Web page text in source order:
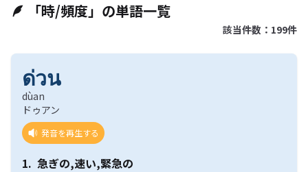
「時/頻度」の単語一覧
該当件数：199件
ด่วน
dùan
ドゥアン
発音を再生する
1. 急ぎの,速い,緊急の